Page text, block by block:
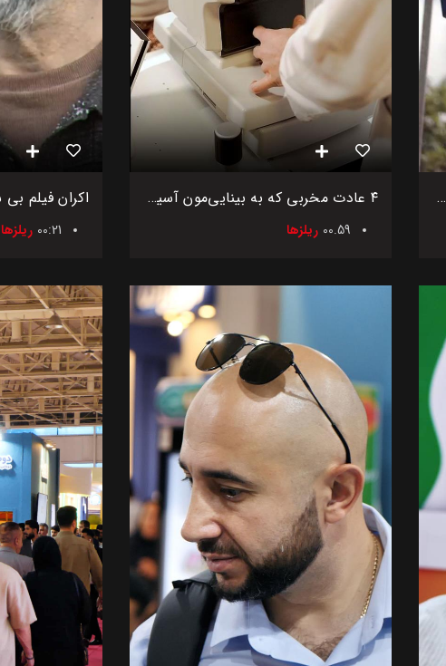
چطور انگیزه‌مون رو برای ورزش حفظ کنیم؟ ۴ عادت مخربی که به بینایی‌مون آسیب می‌زنن
00.59 ریلزها 00:21 ریلزها